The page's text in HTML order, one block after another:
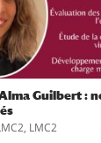
Guilbert :
, LMC2